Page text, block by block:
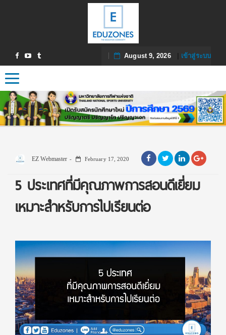
August 9, 2026| เข้าสู่ระบบ
Toggle navigation
EZ Webmaster February 17, 2020
5 ประเทศที่มีคุณภาพการสอนดีเยี่ยม
เหมาะสำหรับการไปเรียนต่อ